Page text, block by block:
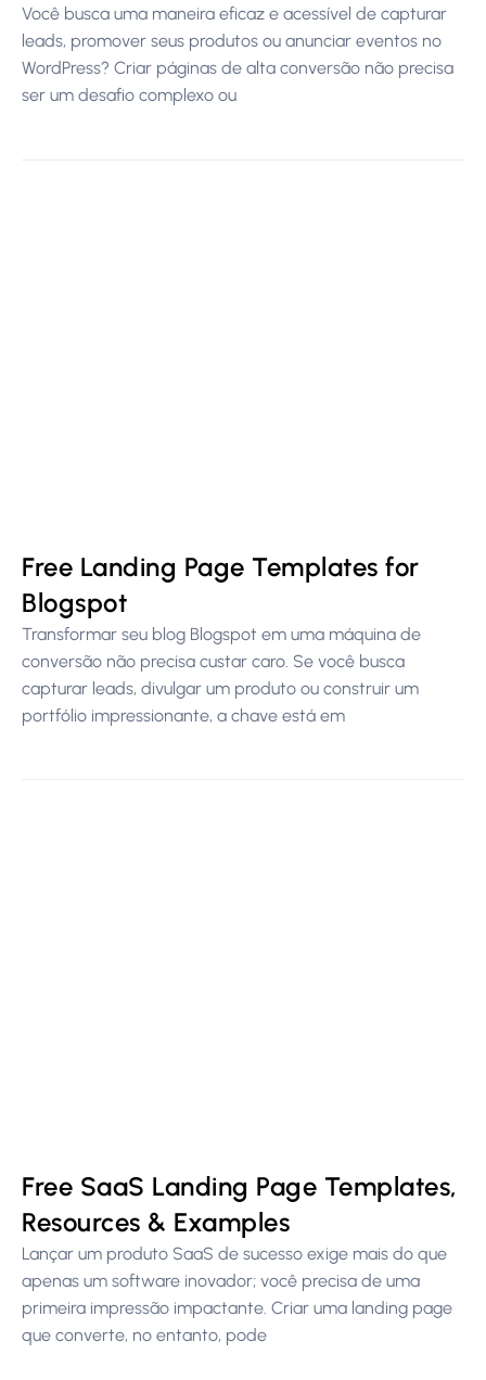
Você busca uma maneira eficaz e acessível de capturar
leads, promover seus produtos ou anunciar eventos no
WordPress? Criar páginas de alta conversão não precisa
ser um desafio complexo ou
Free Landing Page Templates for
Blogspot
Transformar seu blog Blogspot em uma máquina de
conversão não precisa custar caro. Se você busca
capturar leads, divulgar um produto ou construir um
portfólio impressionante, a chave está em
Free SaaS Landing Page Templates,
Resources & Examples
Lançar um produto SaaS de sucesso exige mais do que
apenas um software inovador; você precisa de uma
primeira impressão impactante. Criar uma landing page
que converte, no entanto, pode